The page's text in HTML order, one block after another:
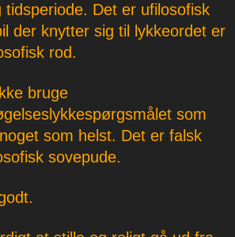
tidsperiode. Det er ufilosofisk
der knytter sig til lykkeordet er
rod.
bruge
som
som helst. Det er falsk
sovepude.